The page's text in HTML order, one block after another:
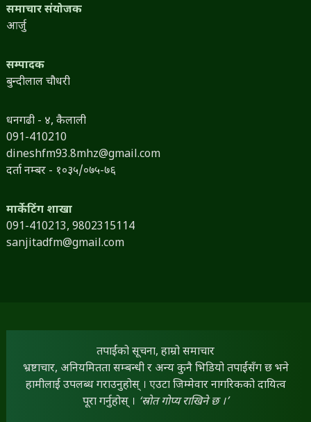
समाचार संयोजक
आर्जु
सम्पादक
बुन्दीलाल चौधरी
धनगढी - ४, कैलाली
091-410210
dineshfm93.8mhz@gmail.com
दर्ता नम्बर - १०३५/०७५-७६
मार्केटिंग शाखा
091-410213, 9802315114
sanjitadfm@gmail.com
तपाईंको सूचना, हाम्रो समाचार
भ्रष्टाचार, अनियमितता सम्बन्धी र अन्य कुनै भिडियो तपाईंसँग छ भने
हामीलाई उपलब्ध गराउनुहोस् । एउटा जिम्मेवार नागरिकको दायित्व
पूरा गर्नुहोस् । ‘स्रोत गोप्य राखिने छ ।’